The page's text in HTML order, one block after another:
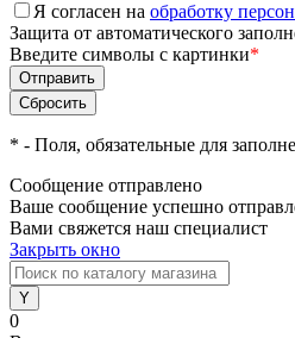
Я согласен на обработку
Защита от автоматического
Введите символы с картинки*
* - Поля, обязательные для
Сообщение отправлено
Ваше сообщение успешно
Вами свяжется наш специалист
Закрыть окно
0